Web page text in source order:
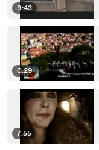
9:43
0:29
7:55